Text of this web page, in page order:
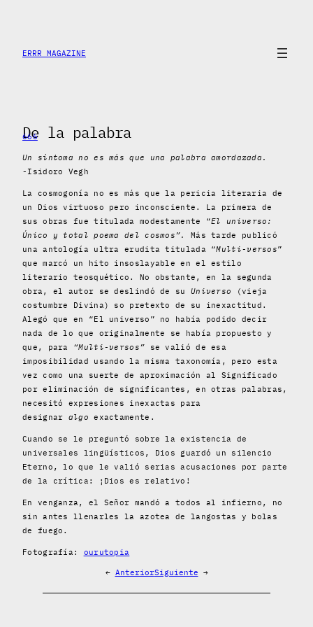
contenido
ERRR MAGAZINE
De la palabra
666
Un síntoma no es más que una palabra amordazada.
-Isidoro Vegh
La cosmogonía no es más que la pericia literaria de
un Dios virtuoso pero inconsciente. La primera de
sus obras fue titulada modestamente “El universo:
Único y total poema del cosmos”.
Más tarde publicó
una antología ultra erudita titulada “Multi-versos”
que marcó un hito insoslayable en el estilo
literario teosquético. No obstante, en la segunda
obra, el autor se deslindó de su Universo
(vieja
costumbre Divina) so pretexto de su inexactitud.
Alegó que en “El universo” no había podido decir
nada de lo que originalmente se había propuesto y
que, para “Multi-versos” se valió de esa
imposibilidad usando la misma taxonomía, pero esta
vez como una suerte de aproximación al Significado
por eliminación de significantes, en otras palabras,
necesitó expresiones inexactas para
designar algo exactamente.
Cuando se le preguntó sobre la existencia de
universales lingüísticos, Dios guardó un silencio
Eterno, lo que le valió serias acusaciones por parte
de la crítica: ¡Dios es relativo!
En venganza, el Señor mandó a todos al infierno, no
sin antes llenarles la azotea de langostas y bolas
de fuego.
Fotografía: ourutopia
← AnteriorSiguiente →